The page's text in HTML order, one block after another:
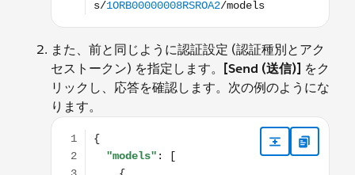
また、前と同じように認証設定 (認証種別とアク
セストークン) を指定します。
[Send (送信)] をク
リックし、応答を確認します。次の例のようにな
ります。
{ "models": [ { "createdBy": { "id": "your-account-